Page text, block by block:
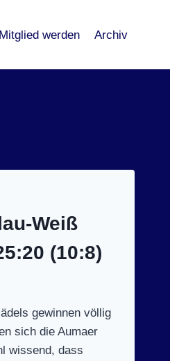
Mitglied werden Archiv
Weiß
(10:8)
gewinnen völlig
sich die Aumaer
wissend, dass